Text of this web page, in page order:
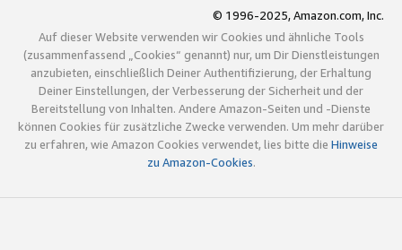
© 1996-2025, Amazon.com, Inc.
Auf dieser Website verwenden wir Cookies und ähnliche Tools
(zusammenfassend „Cookies“ genannt) nur, um Dir Dienstleistungen
anzubieten, einschließlich Deiner Authentifizierung, der Erhaltung
Deiner Einstellungen, der Verbesserung der Sicherheit und der
Bereitstellung von Inhalten. Andere Amazon-Seiten und -Dienste
können Cookies für zusätzliche Zwecke verwenden. Um mehr darüber
zu erfahren, wie Amazon Cookies verwendet, lies bitte die Hinweise
zu Amazon-Cookies.